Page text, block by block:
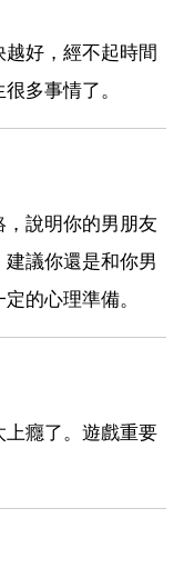
好，經不起時間
多事情了。
說明你的男朋友
議你還是和你男
的心理準備。
癮了。遊戲重要